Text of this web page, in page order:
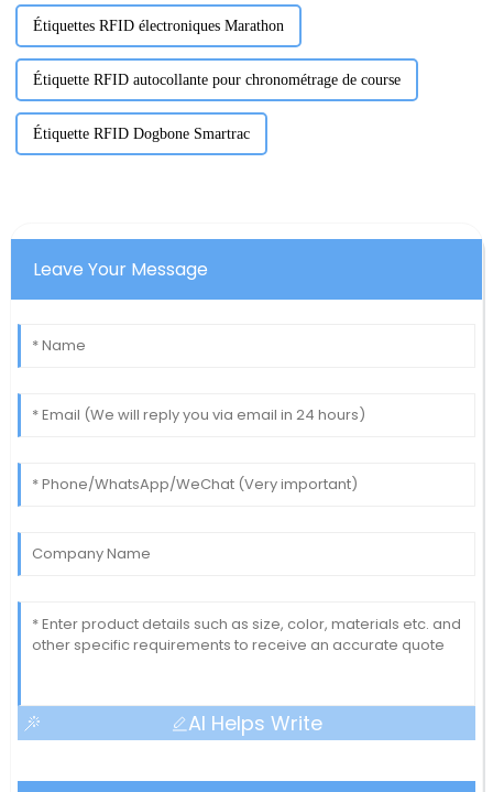
Étiquettes RFID électroniques Marathon
Étiquette RFID autocollante pour chronométrage de course
Étiquette RFID Dogbone Smartrac
Leave Your Message
AI Helps Write